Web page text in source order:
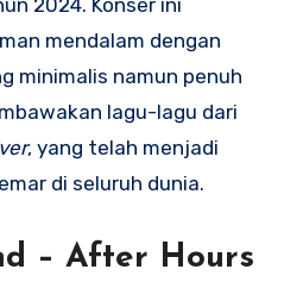
mendalam dengan
minimalis namun penuh
lagu-lagu dari
, yang telah menjadi
di seluruh dunia.
– After Hours